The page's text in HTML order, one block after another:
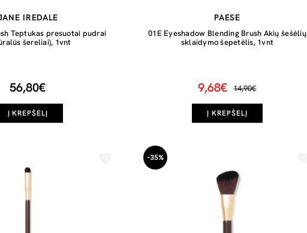
IREDALE
Teptukas presuotai pudrai
šereliai), 1vnt
56,80€
Į KREPŠELĮ
PAESE
01E Eyeshadow Blending Brush Akių šešėlių
sklaidymo šepetėlis, 1vnt
9,68€ 14,90€
Į KREPŠELĮ
-35%